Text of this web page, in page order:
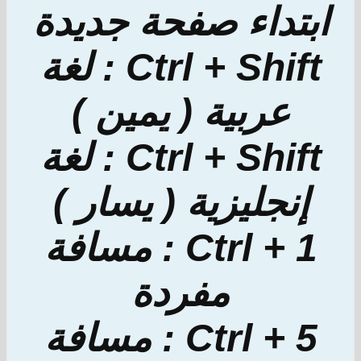
ابتداء صفحة جديدة
Ctrl + Shift : لغة
عربية ( يمين )
Ctrl + Shift : لغة
إنجليزية ( يسار )
Ctrl + 1 : مسافة
مفردة
Ctrl + 5 : مسافة